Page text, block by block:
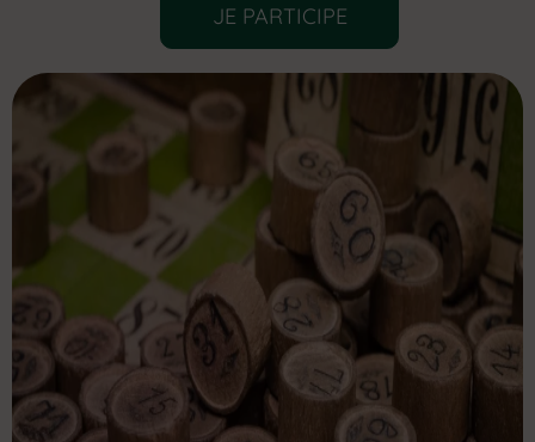
JE PARTICIPE